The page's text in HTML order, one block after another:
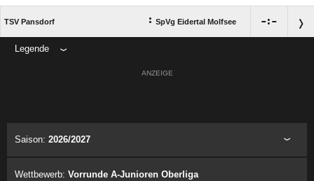
TSV Pansdorf : SpVg Eidertal Molfsee :
Legende
ANZEIGE
Saison: 2026/2027
Wettbewerb: Vorrunde A-Junioren Oberliga